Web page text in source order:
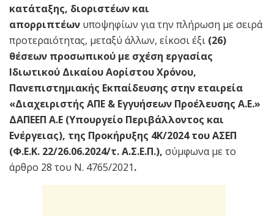
κατάταξης, διοριστέων και
απορριπτέων υποψηφίων για την πλήρωση με σειρά
προτεραιότητας, μεταξύ άλλων, είκοσι έξι (26)
θέσεων προσωπικού με σχέση εργασίας
Ιδιωτικού Δικαίου Αορίστου Χρόνου,
Πανεπιστημιακής Εκπαίδευσης στην εταιρεία
«Διαχειριστής ΑΠΕ & Εγγυήσεων Προέλευσης Α.Ε.»
ΔΑΠΕΕΠ Α.Ε (Υπουργείο Περιβάλλοντος και
Ενέργειας), της Προκήρυξης 4Κ/2024 του ΑΣΕΠ
(Φ.Ε.Κ. 22/26.06.2024/τ. Α.Σ.Ε.Π.), σύμφωνα με το
άρθρο 28 του Ν. 4765/2021.